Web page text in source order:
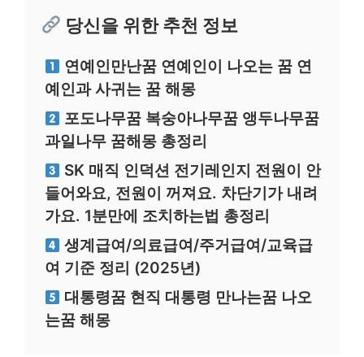
당신을 위한 추천 정보
연예인만난꿈 연예인이 나오는 꿈 연
예인과 사귀는 꿈 해몽
포도나무꿈 복숭아나무꿈 앵두나무꿈
과일나무 꿈해몽 총정리
SK 매직 인덕션 전기레인지 전원이 안
들어와요, 전원이 꺼져요. 차단기가 내려
가요. 1분만에 조치하는법 총정리
생계급여/의료급여/주거급여/교육급
여 기준 정리 (2025년)
대통령꿈 현직 대통령 만나는꿈 나오
는꿈 해몽